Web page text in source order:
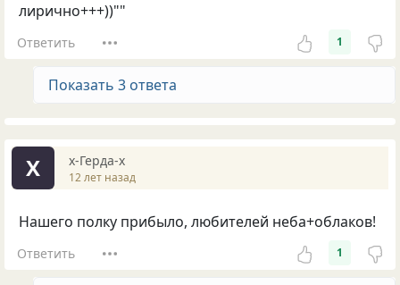
лирично+++))""
Ответить 1
Показать 3 ответа
Х х-Герда-х
12 лет назад
Нашего полку прибыло, любителей неба+облаков!
Ответить 1